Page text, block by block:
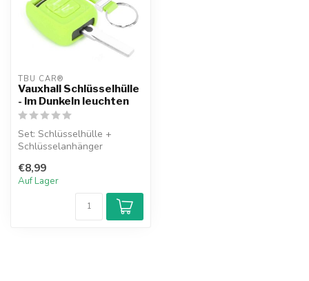
TBU CAR®
Vauxhall Schlüsselhülle
- Im Dunkeln leuchten
Set: Schlüsselhülle +
Schlüsselanhänger
€8,99
Auf Lager